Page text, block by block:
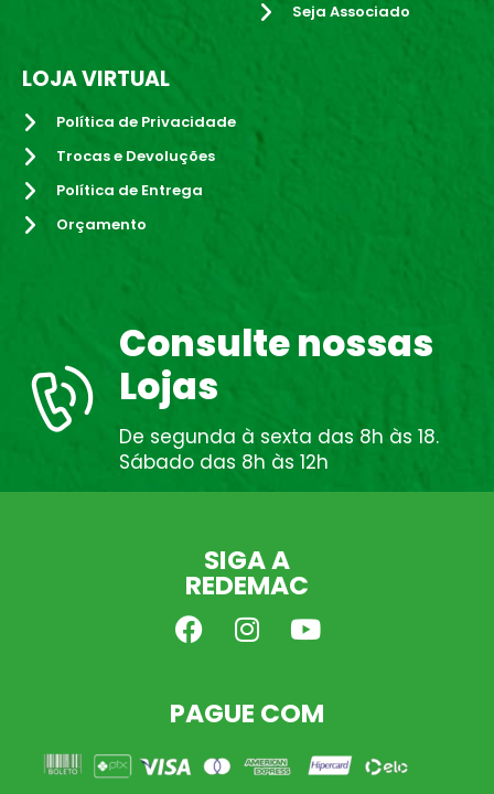
Seja Associado
LOJA VIRTUAL
Política de Privacidade
Trocas e Devoluções
Política de Entrega
Orçamento
Consulte nossas
Lojas
De segunda à sexta das 8h às 18.
Sábado das 8h às 12h
SIGA A
REDEMAC
PAGUE COM